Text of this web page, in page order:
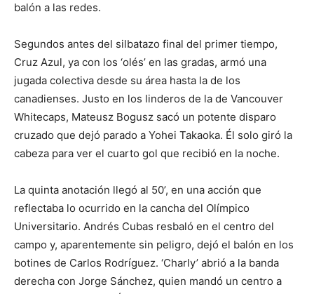
balón a las redes.
Segundos antes del silbatazo final del primer tiempo,
Cruz Azul, ya con los ‘olés’ en las gradas, armó una
jugada colectiva desde su área hasta la de los
canadienses. Justo en los linderos de la de Vancouver
Whitecaps, Mateusz Bogusz sacó un potente disparo
cruzado que dejó parado a Yohei Takaoka. Él solo giró la
cabeza para ver el cuarto gol que recibió en la noche.
La quinta anotación llegó al 50’, en una acción que
reflectaba lo ocurrido en la cancha del Olímpico
Universitario. Andrés Cubas resbaló en el centro del
campo y, aparentemente sin peligro, dejó el balón en los
botines de Carlos Rodríguez. ‘Charly’ abrió a la banda
derecha con Jorge Sánchez, quien mandó un centro a